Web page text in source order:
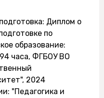
Диплом о
по
образование:
часа, ФГБОУ ВО
2024
"Педагогика и